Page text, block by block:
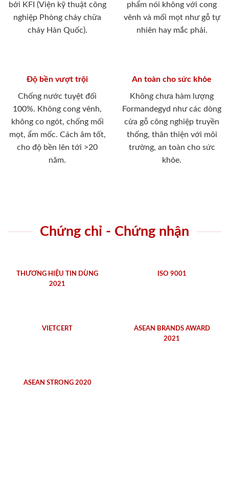
bởi KFI (Viện kỹ thuật công
nghiệp Phòng cháy chữa
cháy Hàn Quốc).
phẩm nói không với cong
vênh và mối mọt như gỗ tự
nhiên hay mắc phải.
Độ bền vượt trội
Chống nước tuyệt đối
100%. Không cong vênh,
không co ngót, chống mối
mọt, ẩm mốc. Cách âm tốt,
cho độ bền lên tới >20
năm.
An toàn cho sức khỏe
Không chưa hàm lượng
Formandegyd như các dòng
cửa gỗ công nghiệp truyền
thống, thân thiện với môi
trường, an toàn cho sức
khỏe.
Chứng chỉ - Chứng nhận
THƯƠNG HIỆU TIN DÙNG
2021
ISO 9001
VIETCERT
ASEAN BRANDS AWARD
2021
ASEAN STRONG 2020